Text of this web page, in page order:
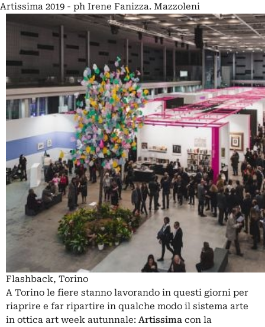
Artissima 2019 - ph Irene Fanizza. Mazzoleni
Flashback, Torino
A Torino le fiere stanno lavorando in questi giorni per
riaprire e far ripartire in qualche modo il sistema arte
in ottica art week autunnale: Artissima con la